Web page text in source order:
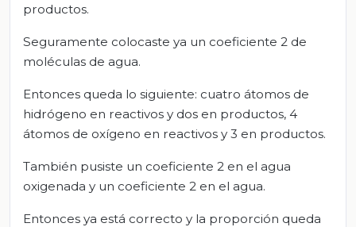
productos.
Seguramente colocaste ya un coeficiente 2 de
moléculas de agua.
Entonces queda lo siguiente: cuatro átomos de
hidrógeno en reactivos y dos en productos, 4
átomos de oxígeno en reactivos y 3 en productos.
También pusiste un coeficiente 2 en el agua
oxigenada y un coeficiente 2 en el agua.
Entonces ya está correcto y la proporción queda